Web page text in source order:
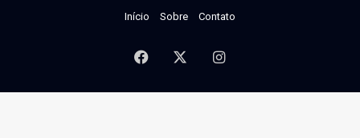
Início Sobre Contato
Facebook Instagram